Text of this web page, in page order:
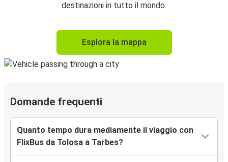
destinazioni in tutto il mondo.
Esplora la mappa
Domande frequenti
Quanto tempo dura mediamente il viaggio con
FlixBus da Tolosa a Tarbes?